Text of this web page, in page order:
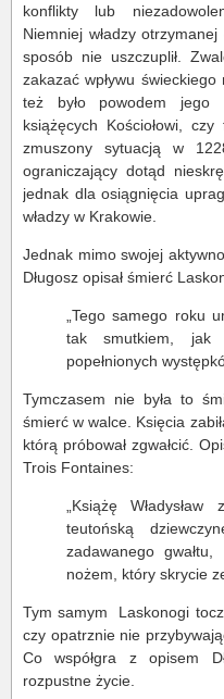
konflikty lub
Niemniej władzy
sposób nie uszczuplił.
zakazać wpływu
też było powodem jego
książęcych Kościołowi,
zmuszony sytuacją w
ograniczający dotąd
jednak dla osiągnięcia
władzy w Krakowie.
Jednak mimo swojej
Długosz opisał śmierć
„Tego samego roku
tak smutkiem,
popełnionych
Tymczasem nie była to
śmierć w walce. Księcia
którą próbował zgwałcić.
Trois Fontaines:
„Książę
teutońską
zadawanego gwałtu,
nożem, który skrycie
Tym samym Laskonogi
czy opatrznie nie
Co współgra z opisem
rozpustne życie.